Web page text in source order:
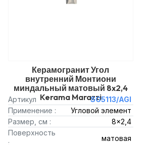
Керамогранит Угол
внутренний Монтиони
миндальный матовый 8x2,4
Kerama Marazzi
Артикул
SG5113/AGI
Применение :
Угловой элемент
Размер, см :
8x2,4
Поверхность
:
матовая